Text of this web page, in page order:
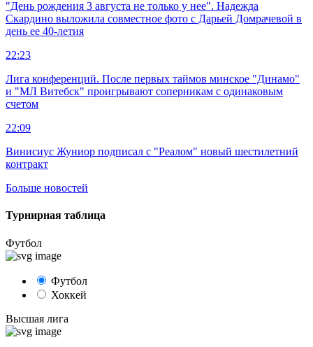
"День рождения 3 августа не только у нее". Надежда
Скардино выложила совместное фото с Дарьей Домрачевой в
день ее 40-летия
22:23
Лига конференций. После первых таймов минское "Динамо"
и "МЛ Витебск" проигрывают соперникам с одинаковым
счетом
22:09
Винисиус Жуниор подписал с "Реалом" новый шестилетний
контракт
Больше новостей
Турнирная таблица
Футбол
Футбол
Хоккей
Высшая лига